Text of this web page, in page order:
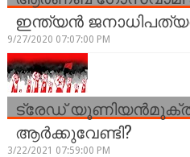
ഇന്ത്യൻ
9/27/2020 07:07:00 PM
ട്രേഡ് യൂണിയന്‍മുക്ത
ആര്‍ക്കുവേണ്ടി?
3/22/2021 07:59:00 PM